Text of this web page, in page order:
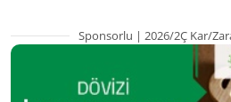
Sponsorlu | 2026/2Ç Kar/